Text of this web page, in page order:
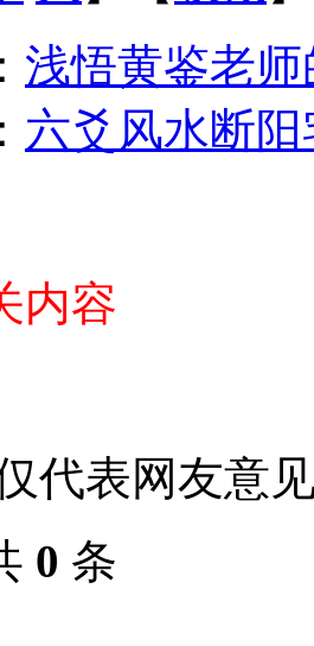
浅悟黄鉴老
六爻风水断阳
内容
代表网友意
0 条